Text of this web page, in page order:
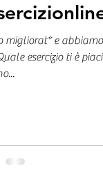
migliorat* e
esercizio ti è